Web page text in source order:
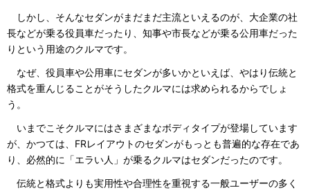
しかし、そんなセダンがまだまだ主流といえるのが、大企業の社
長などが乗る役員車だったり、知事や市長などが乗る公用車だった
りという用途のクルマです。
なぜ、役員車や公用車にセダンが多いかといえば、やはり伝統と
格式を重んじることがそうしたクルマには求められるからでしょ
う。
いまでこそクルマにはさまざまなボディタイプが登場しています
が、かつては、FRレイアウトのセダンがもっとも普遍的な存在であ
り、必然的に「エラい人」が乗るクルマはセダンだったのです。
伝統と格式よりも実用性や合理性を重視する一般ユーザーの多く